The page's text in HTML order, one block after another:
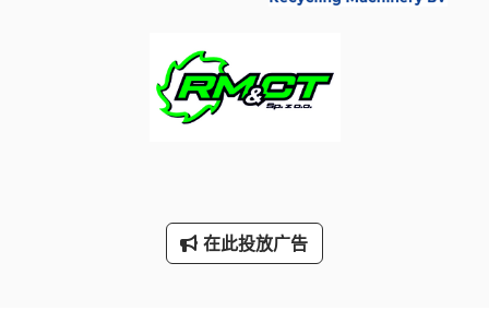
在此投放广告